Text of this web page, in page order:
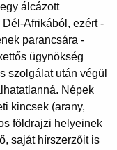
álcázott
Afrikából, ezért -
parancsára -
ügynökség
szolgálat után végül
Népek
kincsek (arany,
földrajzi helyeinek
saját hírszerzőit is